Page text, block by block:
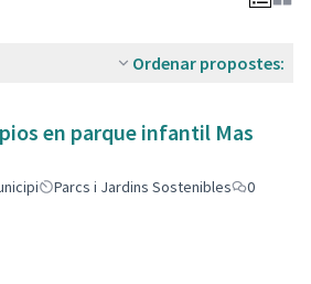
Ordenar propostes:
en parque infantil Mas
Parcs i Jardins Sostenibles
0